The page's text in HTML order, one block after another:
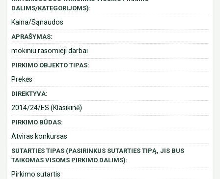
DALIMS/KATEGORIJOMS):
Kaina/Sąnaudos
APRAŠYMAS:
mokiniu rasomieji darbai
PIRKIMO OBJEKTO TIPAS:
Prekės
DIREKTYVA:
2014/24/ES (Klasikinė)
PIRKIMO BŪDAS:
Atviras konkursas
SUTARTIES TIPAS (PASIRINKUS SUTARTIES TIPĄ, JIS BUS
TAIKOMAS VISOMS PIRKIMO DALIMS):
Pirkimo sutartis